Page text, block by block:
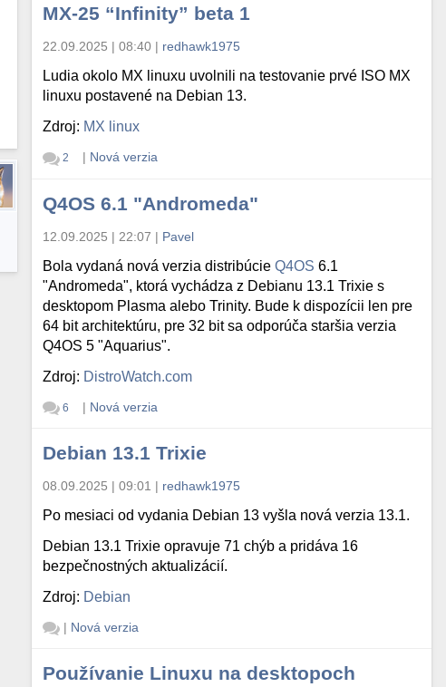
MX-25 “Infinity” beta 1
22.09.2025 | 08:40 | redhawk1975
Ludia okolo MX linuxu uvolnili na testovanie prvé ISO MX
linuxu postavené na Debian 13.
Zdroj: MX linux
2 | Nová verzia
Q4OS 6.1 "Andromeda"
12.09.2025 | 22:07 | Pavel
Bola vydaná nová verzia distribúcieQ4OS 6.1
"Andromeda", ktorá vychádza z Debianu 13.1 Trixie s
desktopom Plasma alebo Trinity. Bude k dispozícii len pre
64 bit architektúru, pre 32 bit sa odporúča staršia verzia
Q4OS 5 "Aquarius".
Zdroj: DistroWatch.com
6 | Nová verzia
Debian 13.1 Trixie
08.09.2025 | 09:01 | redhawk1975
Po mesiaci od vydania Debian 13 vyšla nová verzia 13.1.
Debian 13.1 Trixie opravuje 71 chýb a pridáva 16
bezpečnostných aktualizácií.
Zdroj: Debian
| Nová verzia
Používanie Linuxu na desktopoch